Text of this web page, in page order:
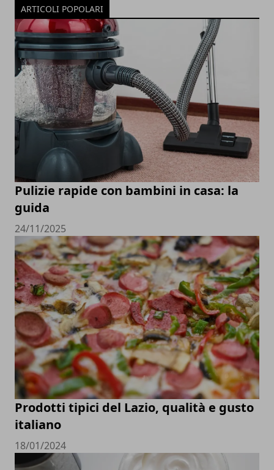
ARTICOLI POPOLARI
Pulizie rapide con bambini in casa: la
guida
24/11/2025
Prodotti tipici del Lazio, qualità e gusto
italiano
18/01/2024